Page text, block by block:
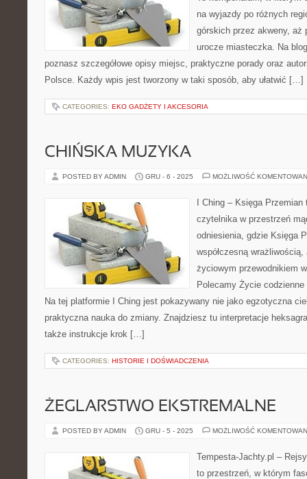
na wyjazdy po różnych
górskich przez akweny, aż
urocze miasteczka. Na
poznasz szczegółowe opisy miejsc, praktyczne porady oraz
Polsce. Każdy wpis jest tworzony w taki sposób, aby ułatwić […]
CATEGORIES: EKO GADŻETY I AKCESORIA
CHIŃSKA MUZYKA
POSTED BY ADMIN GRU - 6 - 2025 MOŻLIWOŚĆ
I Ching – Księga
czytelnika w przestrzeń
odniesienia, gdzie Księga
współczesną
życiowym przewodnikiem
Polecamy Życie
Na tej platformie I Ching jest pokazywany nie jako egzotyczna
praktyczna nauka do zmiany. Znajdziesz tu interpretacje
także instrukcje krok […]
CATEGORIES: HISTORIE I DOŚWIADCZENIA
ŻEGLARSTWO EKSTREMALNE
POSTED BY ADMIN GRU - 5 - 2025 MOŻLIWOŚĆ
Tempesta-Jachty.pl –
to przestrzeń, w którym